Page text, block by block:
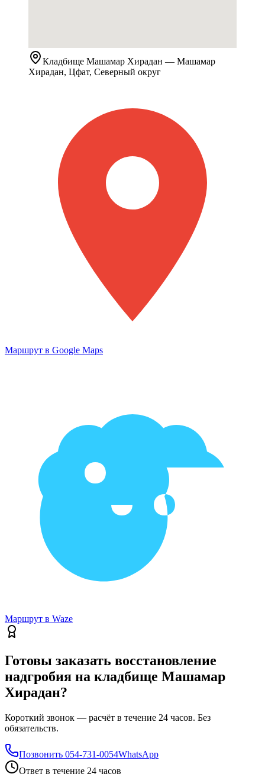
Кладбище Машамар Хирадан — Машамар
Хирадан, Цфат, Северный округ
Маршрут в Google Maps
Маршрут в Waze
Готовы заказать восстановление
надгробия на кладбище Машамар
Хирадан?
Короткий звонок — расчёт в течение 24 часов. Без
обязательств.
Позвонить 054-731-0054WhatsApp
Ответ в течение 24 часов